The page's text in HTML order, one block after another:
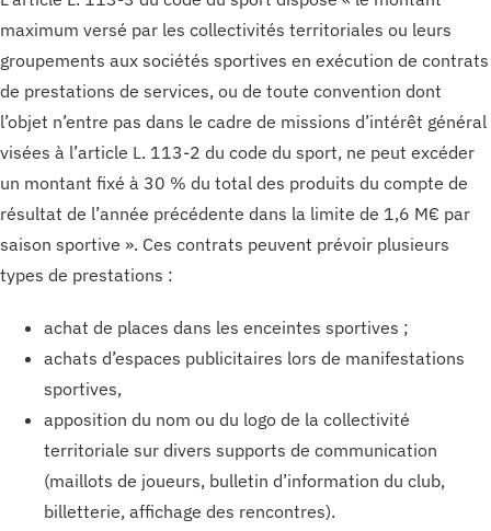
maximum versé par les collectivités territoriales ou leurs
groupements aux sociétés sportives en exécution de contrats
de prestations de services, ou de toute convention dont
l’objet n’entre pas dans le cadre de missions d’intérêt général
visées à l’article L. 113-2 du code du sport, ne peut excéder
un montant fixé à 30 % du total des produits du compte de
résultat de l’année précédente dans la limite de 1,6 M€ par
saison sportive ». Ces contrats peuvent prévoir plusieurs
types de prestations :
achat de places dans les enceintes sportives ;
achats d’espaces publicitaires lors de manifestations
sportives,
apposition du nom ou du logo de la collectivité
territoriale sur divers supports de communication
(maillots de joueurs, bulletin d’information du club,
billetterie, affichage des rencontres).